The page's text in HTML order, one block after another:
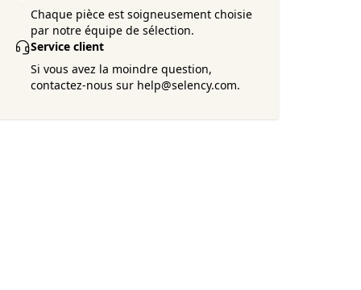
Chaque pièce est soigneusement choisie
par notre équipe de sélection.
Service client
Si vous avez la moindre question,
contactez-nous sur help@selency.com.